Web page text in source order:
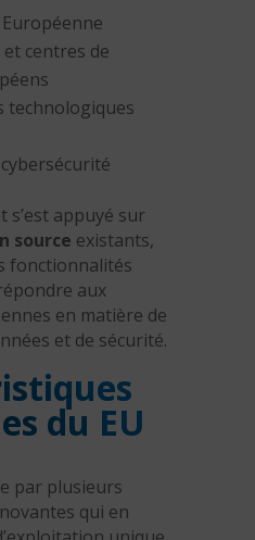
centres de
technologiques
s’est appuyé sur
source existants,
fonctionnalités
aux
en matière de
et de sécurité.
du EU
par plusieurs
qui en